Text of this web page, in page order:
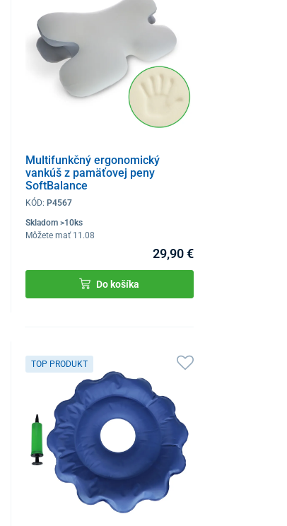
Multifunkčný ergonomický
vankúš z pamäťovej peny
SoftBalance
KÓD:P4567
Skladom >10ks
Môžete mať 11.08
29,90 €
Do košíka
TOP PRODUKT